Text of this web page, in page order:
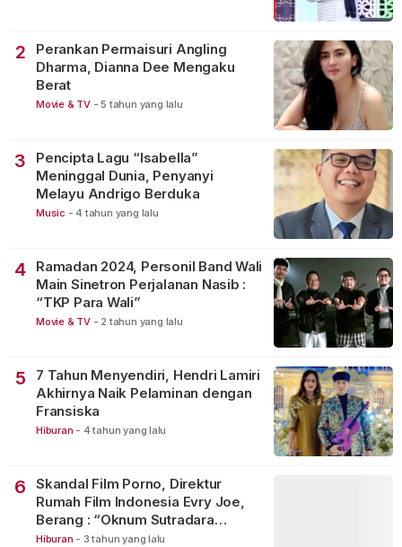
2
Perankan Permaisuri Angling
Dharma, Dianna Dee Mengaku
Berat
Movie & TV - 5 tahun yang lalu
3
Pencipta Lagu “Isabella”
Meninggal Dunia, Penyanyi
Melayu Andrigo Berduka
Music - 4 tahun yang lalu
4
Ramadan 2024, Personil Band Wali
Main Sinetron Perjalanan Nasib :
“TKP Para Wali”
Movie & TV - 2 tahun yang lalu
5
7 Tahun Menyendiri, Hendri Lamiri
Akhirnya Naik Pelaminan dengan
Fransiska
Hiburan - 4 tahun yang lalu
6
Skandal Film Porno, Direktur
Rumah Film Indonesia Evry Joe,
Berang : “Oknum Sutradara
Merusak Perfilman Indonesia”!
Hiburan - 3 tahun yang lalu